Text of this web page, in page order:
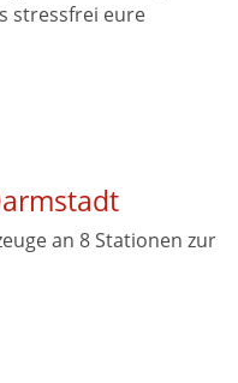
stressfrei eure
an 8 Stationen zur